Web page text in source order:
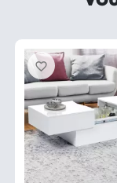
favorite_border